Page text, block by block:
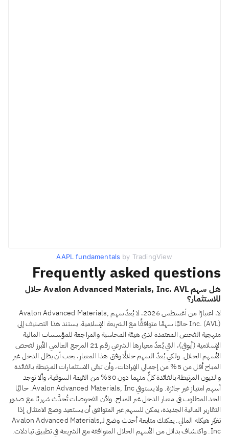
AAPL fundamentals by TradingView
Frequently asked questions
هل سهم Avalon Advanced Materials, Inc. AVL حلال
للاستثمار؟
لا، اعتبارًا من أغسطس 2026، لا يُعدّ سهم Avalon Advanced Materials,
Inc. (AVL) حاليًا سهمًا متوافقًا مع الشريعة الإسلامية. يستند هذا التصنيف إلى
منهجية الفحص المعتمدة لدى هيئة المحاسبة والمراجعة للمؤسسات المالية
الإسلامية (أيوفي)، التي يُعدّ معيارها الشرعي رقم 21 المرجع العالمي الأبرز لفحص
الأسهم الحلال. ولكي يُعدّ السهم حلالًا وفق هذا المعيار، يجب أن يظل الدخل غير
المباح أقل من 5% من إجمالي الإيرادات، وأن تبقى الاستثمارات المرتبطة بالفائدة
والديون المرتبطة بالفائدة كلٌّ منهما دون 30% من القيمة السوقية، وألا توجد
أسهم امتياز غير جائزة. ولا يستوفي Avalon Advanced Materials, Inc. حاليًا
الحد المطلوب في معيار الدخل غير المباح. ولأن الفحوصات تُحدَّث شهريًا مع صدور
التقارير المالية الجديدة، يمكن للسهم غير المتوافق أن يستعيد وضع الامتثال إذا
تغيّر هيكله المالي. يمكنك متابعة أحدث وضع لـAvalon Advanced Materials,
Inc. واكتشاف بدائل من الأسهم الحلال المتوافقة مع الشريعة في تطبيق تبادلات.